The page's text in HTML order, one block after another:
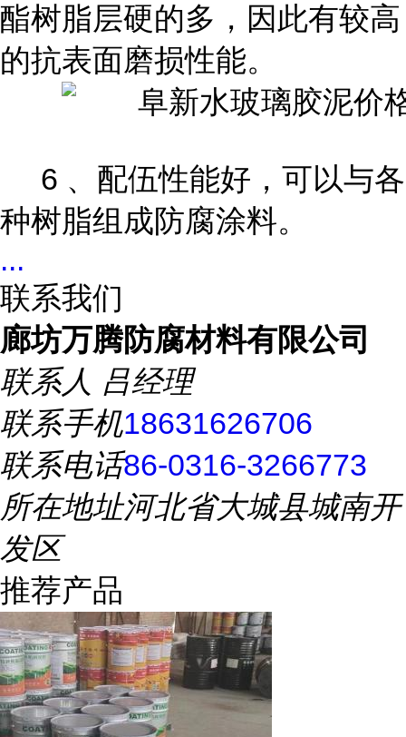
酯树脂层硬的多，因此有较高
的抗表面磨损性能。
6 、配伍性能好，可以与各
种树脂组成防腐涂料。
...
联系我们
廊坊万腾防腐材料有限公司
联系人 吕经理
联系手机18631626706
联系电话86-0316-3266773
所在地址河北省大城县城南开
发区
推荐产品